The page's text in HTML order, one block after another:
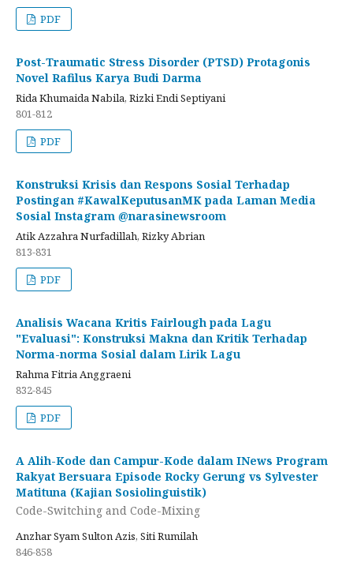
PDF
Post-Traumatic Stress Disorder (PTSD) Protagonis
Novel Rafilus Karya Budi Darma
Rida Khumaida Nabila, Rizki Endi Septiyani
801-812
PDF
Konstruksi Krisis dan Respons Sosial Terhadap
Postingan #KawalKeputusanMK pada Laman Media
Sosial Instagram @narasinewsroom
Atik Azzahra Nurfadillah, Rizky Abrian
813-831
PDF
Analisis Wacana Kritis Fairlough pada Lagu
"Evaluasi": Konstruksi Makna dan Kritik Terhadap
Norma-norma Sosial dalam Lirik Lagu
Rahma Fitria Anggraeni
832-845
PDF
A Alih-Kode dan Campur-Kode dalam INews Program
Rakyat Bersuara Episode Rocky Gerung vs Sylvester
Matituna (Kajian Sosiolinguistik)
Code-Switching and Code-Mixing
Anzhar Syam Sulton Azis, Siti Rumilah
846-858